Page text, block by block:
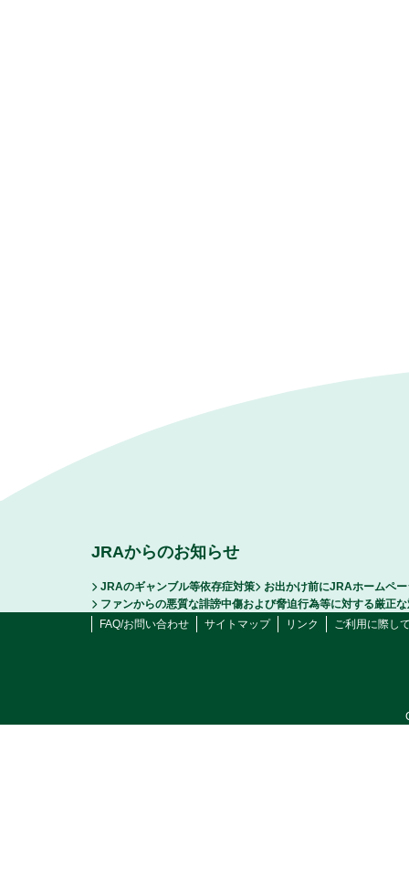
JRAからのお知らせ
JRAのギャンブル等依存症対策
お出かけ前にJRAホームペ
ファンからの悪質な誹謗中傷および脅迫行為等に対する厳正
FAQ/お問い合わせ
サイトマップ リンク ご利用に際し